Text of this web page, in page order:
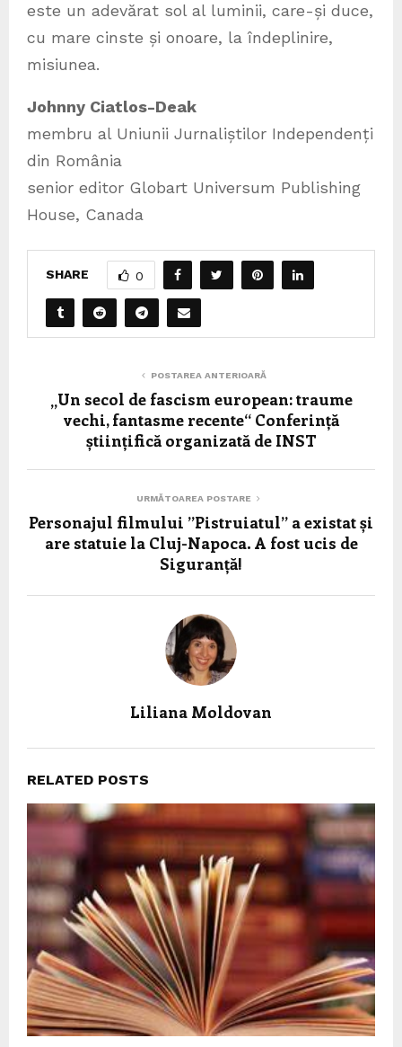
este un adevărat sol al luminii, care-și duce,
cu mare cinste și onoare, la îndeplinire,
misiunea.
Johnny Ciatlos-Deak
membru al Uniunii Jurnaliștilor Independenți
din România
senior editor Globart Universum Publishing
House, Canada
SHARE 0
POSTAREA ANTERIOARĂ
„Un secol de fascism european: traume
vechi, fantasme recente“ Conferință
științifică organizată de INST
URMĂTOAREA POSTARE
Personajul filmului ”Pistruiatul” a existat și
are statuie la Cluj-Napoca. A fost ucis de
Siguranță!
Liliana Moldovan
RELATED POSTS